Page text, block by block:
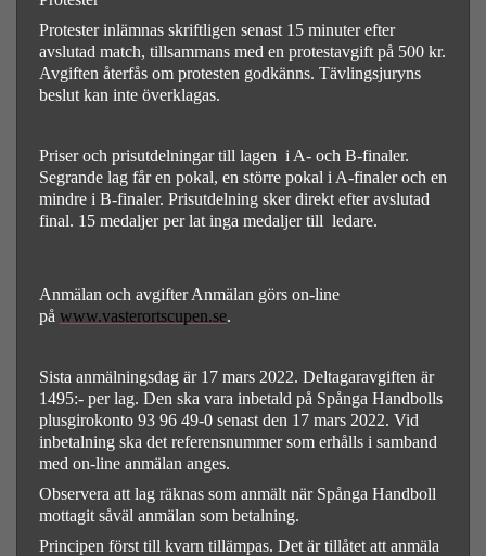
Protester inlämnas skriftligen senast 15 minuter efter
avslutad match, tillsammans med en protestavgift på 500 kr.
Avgiften återfås om protesten godkänns. Tävlingsjuryns
beslut kan inte överklagas.
Priser och prisutdelningar till lagen i A- och B-finaler.
Segrande lag får en pokal, en större pokal i A-finaler och en
mindre i B-finaler. Prisutdelning sker direkt efter avslutad
final. 15 medaljer per lat inga medaljer till ledare.
Anmälan och avgifter Anmälan görs on-line
på www.vasterortscupen.se.
Sista anmälningsdag är 17 mars 2022. Deltagaravgiften är
1495:- per lag. Den ska vara inbetald på Spånga Handbolls
plusgirokonto 93 96 49-0 senast den 17 mars 2022. Vid
inbetalning ska det referensnummer som erhålls i samband
med on-line anmälan anges.
Observera att lag räknas som anmält när Spånga Handboll
mottagit såväl anmälan som betalning.
Principen först till kvarn tillämpas. Det är tillåtet att anmäla